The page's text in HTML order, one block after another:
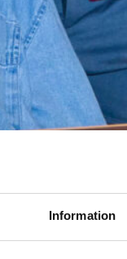
Information